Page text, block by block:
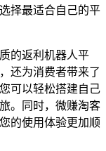
择最适合自己的平
的返利机器人平
还为消费者带来了
可以轻松搭建自己
。同时，微赚淘客
的使用体验更加顺